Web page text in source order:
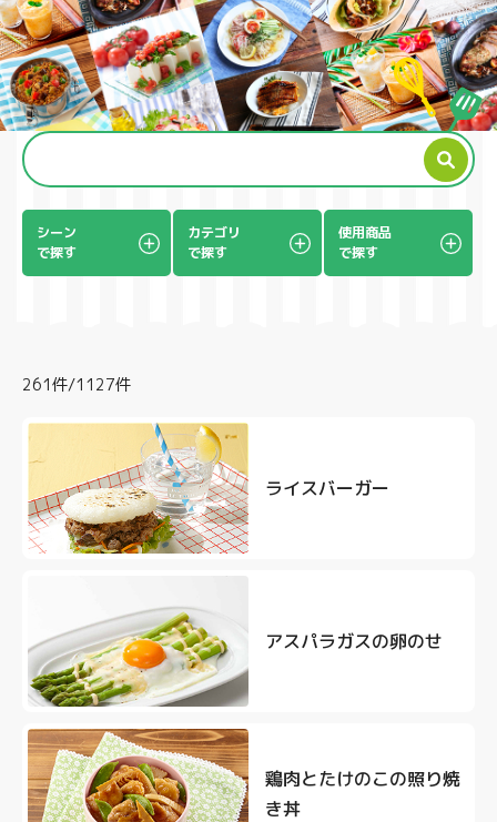
製
シーン
で探す
カテゴリ
で探す
使用商品
で探す
261件/1127件
ライスバーガー
アスパラガスの卵のせ
鶏肉とたけのこの照り焼
き丼